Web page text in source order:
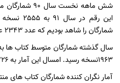
شمارگان را شاهد بودیم که عدد 2343 عنوان را می بینیم.
1963نسخه رسید. امسال این آمار به 1726 نسخه رسید.
آمار نگران کننده شمارگان کتاب های